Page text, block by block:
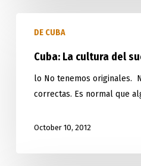
cultura
sucedáneo.
DE CUBA
Cuba: La cultura del
lo No tenemos originales.
correctas. Es normal que
October 10, 2012